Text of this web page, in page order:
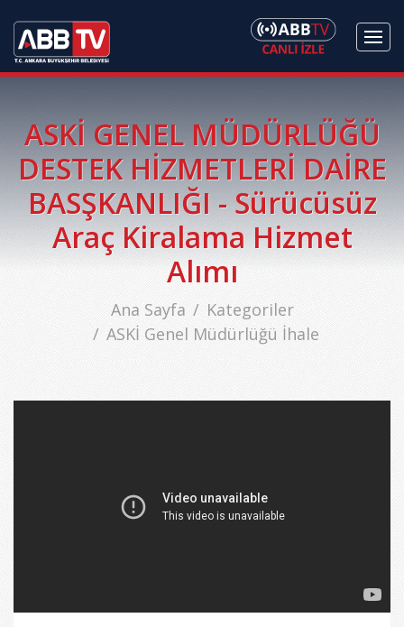
ASKİ GENEL MÜDÜRLÜĞÜ
DESTEK HİZMETLERİ DAİRE
BASŞKANLIĞI - Sürücüsüz
Araç Kiralama Hizmet
Alımı
Ana Sayfa
Kategoriler
ASKİ Genel Müdürlüğü İhale